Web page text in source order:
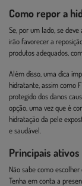
Como repor a
Se, por um lado, se
irão favorecer a
produtos adequados,
Além disso, uma dica
hidratante, assim como
protegido dos danos
opção, uma vez que é
hidratação da pele
e saudável.
Principais
Não sabe como
Tenha em conta a